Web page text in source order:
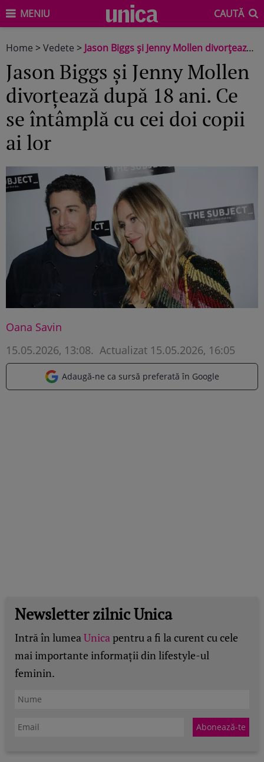
MENIU CAUTĂ
Home >Vedete > Jason Biggs și Jenny Mollen divorțează după 18 ani. Ce se întâmplă cu cei doi copii ai lor
Jason Biggs și Jenny Mollen
divorțează după 18 ani. Ce
se întâmplă cu cei doi copii
ai lor
Oana Savin
15.05.2026, 13:08. Actualizat 15.05.2026, 16:05
Adaugă-ne ca sursă preferată în Google
Newsletter zilnic Unica
Intră în lumeaUnicapentru a fi la curent cu cele
mai importante informații din lifestyle-ul
feminin.